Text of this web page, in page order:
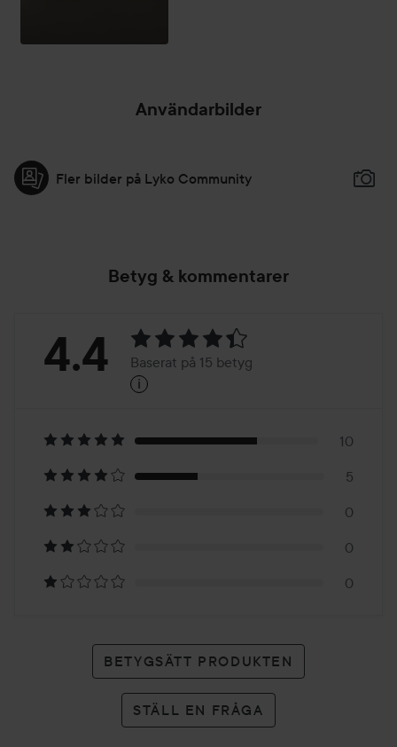
Användarbilder
Fler bilder på Lyko Community
Betyg & kommentarer
Betyg:
Baserat
på
15
betyg
4.4 Baserat på 15 betyg
i
10
5
0
0
0
BETYGSÄTT PRODUKTEN
STÄLL EN FRÅGA